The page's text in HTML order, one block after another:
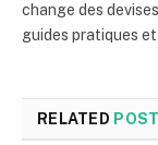
change des
guides pratiques
RELATED